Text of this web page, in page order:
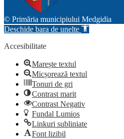
© Primăria municipiului Medgidia
Deschide bara de unelte
Accesibilitate
Marește textul
Micșorează textul
Tonuri de gri
Contrast marit
Contrast Negativ
Fundal Lumios
Linkuri subliniate
Font lizibil